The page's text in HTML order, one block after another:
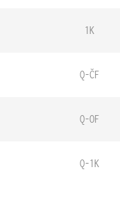
1K
Q-ČF
Q-OF
Q-1K